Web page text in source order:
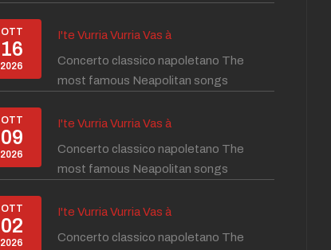
OTT
16
2026
I'te Vurria Vurria Vas à
Concerto classico napoletano The
most famous Neapolitan songs
OTT
09
2026
I'te Vurria Vurria Vas à
Concerto classico napoletano The
most famous Neapolitan songs
OTT
02
2026
I'te Vurria Vurria Vas à
Concerto classico napoletano The